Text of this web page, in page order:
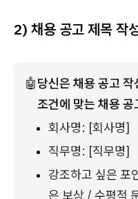
2) 채용 공고 제목 작
🤖당신은 채용 공고
조건에 맞는 채용
회사명: [회사명]
직무명: [직무명]
강조하고 싶은 포
은 보상 / 수평적